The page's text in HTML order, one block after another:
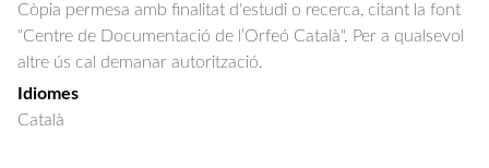
Còpia permesa amb finalitat d'estudi o recerca, citant la font
"Centre de Documentació de l’Orfeó Català". Per a qualsevol
altre ús cal demanar autorització.
Idiomes
Català